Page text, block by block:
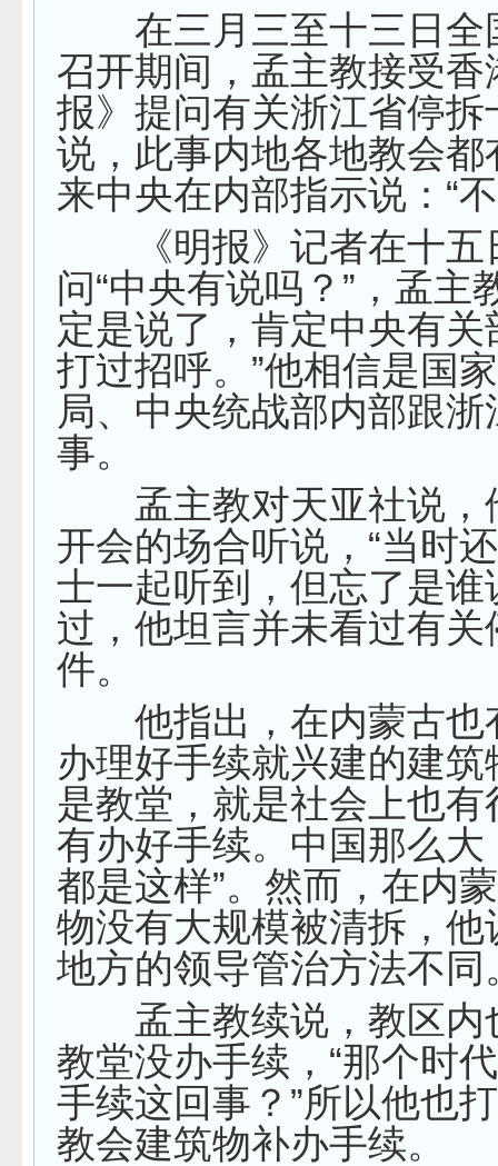
在三月三至十三日全
召开期间，孟主教接受香
报》提问有关浙江省停拆
说，此事内地各地教会都
来中央在内部指示说：“
《明报》记者在十五
问“中央有说吗？”，孟主
定是说了，肯定中央有关
打过招呼。”他相信是国
局、中央统战部内部跟
事。
孟主教对天亚社说，
开会的场合听说，“当时
士一起听到，但忘了是谁
过，他坦言并未看过有关
件。
他指出，在内蒙古也
办理好手续就兴建的建筑
是教堂，就是社会上也有
有办好手续。中国那么大
都是这样”。然而，在内
物没有大规模被清拆，他
地方的领导管治方法不同
孟主教续说，教区内
教堂没办手续，“那个时
手续这回事？”所以他也
教会建筑物补办手续。